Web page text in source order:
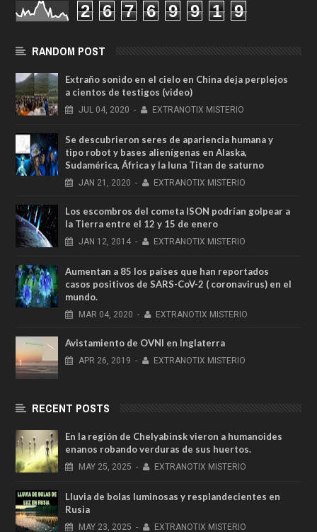
2 6 7 6 9 9 1 9
RANDOM POST
Extraño sonido en el cielo en China deja perplejos
a cientos de testigos (video)
JUL 04, 2020 - EXTRANOTIX MISTERIO
Se descubrieron seres de apariencia humana y
tipo robot y bases alienígenas en Alaska,
Sudamérica, África y la luna Titan de saturno
JAN 21, 2020 - EXTRANOTIX MISTERIO
Los escombros del cometa ISON podrían golpear a
la Tierra entre el 12 y 15 de enero
JAN 12, 2014 - EXTRANOTIX MISTERIO
Aumentan a 85 los países que han reportados
casos positivos de SARS-CoV-2 ( coronavirus) en el
mundo.
MAR 04, 2020 - EXTRANOTIX MISTERIO
Avistamiento de OVNI en Inglaterra
APR 26, 2019 - EXTRANOTIX MISTERIO
RECENT POSTS
En la región de Chelyabinsk vieron a humanoides
enanos robando verduras de sus huertos.
MAY 25, 2025 - EXTRANOTIX MISTERIO
Lluvia de bolas luminosas y resplandecientes en
Rusia
MAY 23, 2025 - EXTRANOTIX MISTERIO